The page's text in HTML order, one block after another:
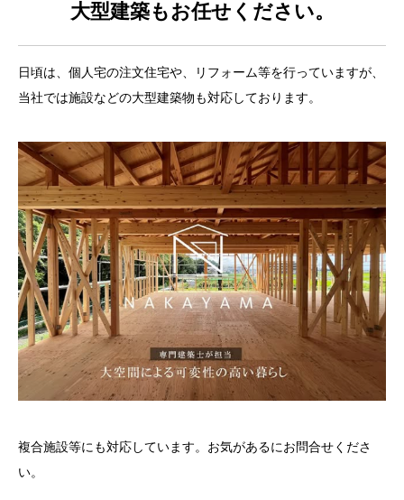
大型建築もお任せください。
日頃は、個人宅の注文住宅や、リフォーム等を行っていますが、
当社では施設などの大型建築物も対応しております。
複合施設等にも対応しています。お気があるにお問合せくださ
い。